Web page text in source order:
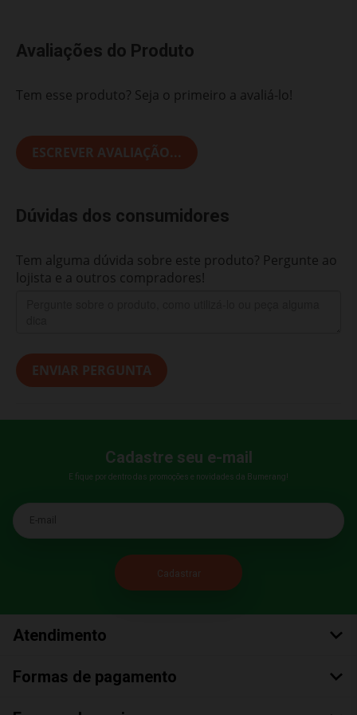
Avaliações do Produto
Tem esse produto? Seja o primeiro a avaliá-lo!
ESCREVER AVALIAÇÃO...
Dúvidas dos consumidores
Tem alguma dúvida sobre este produto? Pergunte ao
lojista e a outros compradores!
ENVIAR PERGUNTA
Cadastre seu e-mail
E fique por dentro das promoções e novidades da Bumerang!
E-mail
Atendimento
Formas de pagamento